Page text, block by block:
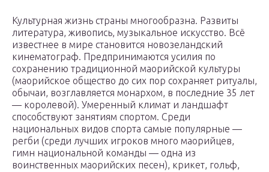
Культурная жизнь страны многообразна. Развиты
литература, живопись, музыкальное искусство. Всё
известнее в мире становится новозеландский
кинематограф. Предпринимаются усилия по
сохранению традиционной маорийской культуры
(маорийское общество до сих пор сохраняет ритуалы,
обычаи, возглавляется монархом, в последние 35 лет
— королевой). Умеренный климат и ландшафт
способствуют занятиям спортом. Среди
национальных видов спорта самые популярные —
регби (среди лучших игроков много маорийцев,
гимн национальной команды — одна из
воинственных маорийских песен), крикет, гольф,